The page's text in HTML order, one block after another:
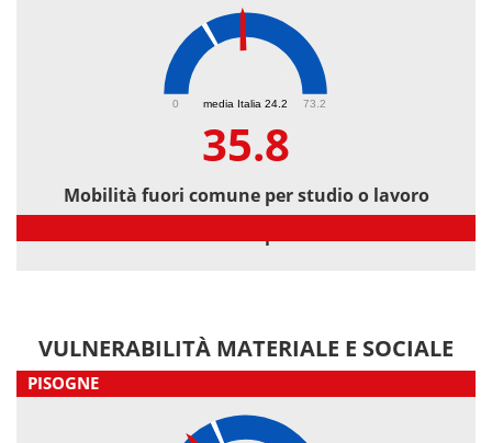
media Italia 24.2
0 73.2
35.8
Mobilità fuori comune per studio o lavoro
VULNERABILITÀ MATERIALE E SOCIALE
PISOGNE